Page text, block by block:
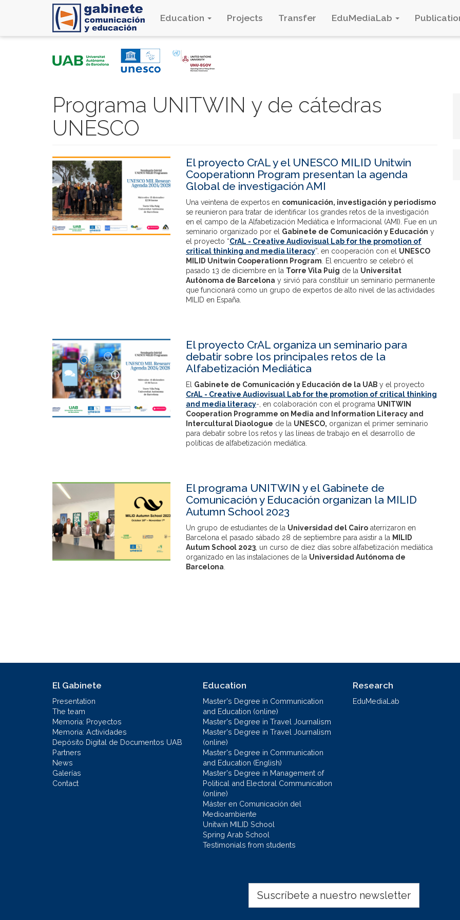
Education Projects Transfer EduMediaLab
Programa UNITWIN y de cátedras
UNESCO
El proyecto CrAL y el UNESCO MILID Unitwin
Cooperationn Program presentan la agenda
Global de investigación AMI
Una veintena de expertos en comunicación, investigación y periodismo
se reunieron para tratar de identificar los grandes retos de la investigación
en el campo de la Alfabetización Mediática e Informacional (AMI). Fue en un
seminario organizado por el Gabinete de Comunicación y Educación y
el proyecto “CrAL - Creative Audiovisual Lab for the promotion of
critical thinking and media literacy”, en cooperación con el UNESCO
MILID Unitwin Cooperationn Program . El encuentro se celebró el
pasado 13 de diciembre en la Torre Vila Puig de la Universitat
Autònoma de Barcelona y sirvió para constituir un seminario permanente
que funcionará como un grupo de expertos de alto nivel de las actividades
MILID en España.
El proyecto CrAL organiza un seminario para
debatir sobre los principales retos de la
Alfabetización Mediática
El Gabinete de Comunicación y Educación de la UABy el proyecto
CrAL - Creative Audiovisual Lab for the promotion of critical thinking
and media literacy-, en colaboración con el programa UNITWIN
Cooperation Programme on Media and Information Literacy and
Intercultural Diaologue de la UNESCO, organizan el primer seminario
para debatir sobre los retos y las líneas de trabajo en el desarrollo de
políticas de alfabetización mediática.
El programa UNITWIN y el Gabinete de
Comunicación y Educación organizan la MILID
Autumn School 2023
Un grupo de estudiantes de la Universidad del Cairoaterrizaron en
Barcelona el pasado sábado 28 de septiembre para asistir a la MILID
Autum School 2023, un curso de diez días sobre alfabetización mediática
organizado en las instalaciones de la Universidad Autónoma de
Barcelona
El Gabinete
Presentation
The team
Memoria: Proyectos
Memoria: Actividades
Depósito Digital de Documentos UAB
Partners
News
Galerías
Contact
Education
Master's Degree in Communication
and Education (online)
Master's Degree in Travel Journalism
Master's Degree in Travel Journalism
(online)
Master's Degree in Communication
and Education (English)
Master's Degree in Management of
Political and Electoral Communication
(online)
Máster en Comunicación del
Medioambiente
Unitwin MILID School
Spring Arab School
Testimonials from students
Research
EduMediaLab
Suscríbete a nuestro newsletter